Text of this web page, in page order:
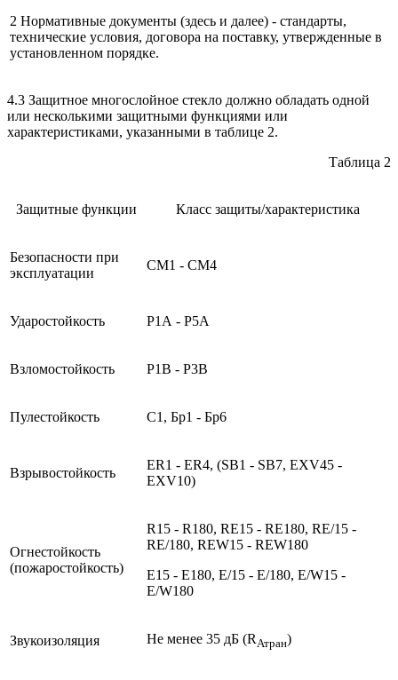
2 Нормативные документы (здесь и далее) - стандарты,
технические условия, договора на поставку, утвержденные в
установленном порядке.
4.3 Защитное многослойное стекло должно обладать одной
или несколькими защитными функциями или
характеристиками, указанными в таблице 2.
Таблица 2
Защитные функции Класс защиты/характеристика
Безопасности при
эксплуатации
СМ1 - СМ4
Ударостойкость Р1А - Р5А
Взломостойкость Р1В - Р3В
Пулестойкость С1, Бр1 - Бр6
Взрывостойкость
ER1 - ER4, (SB1 - SB7, EXV45 -
EXV10)
Огнестойкость
(пожаростойкость)
R15 - R180, RE15 - RE180, RE/15 -
RЕ/180, REW15 - REW180
Е15 - Е180, E/15 - E/180, E/W15 -
E/W180
Звукоизоляция Не менее 35 дБ (RАтран)